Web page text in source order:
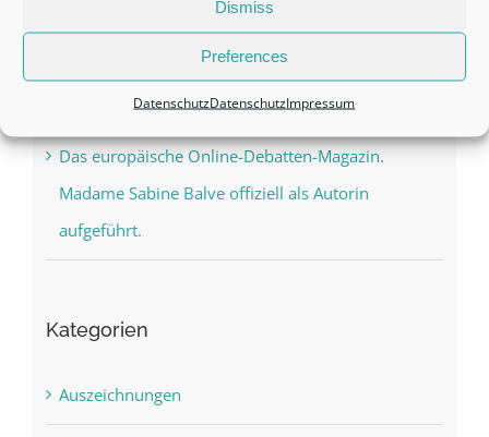
Dismiss
Preferences
DatenschutzDatenschutzImpressum
seines Großvaters zu besuchen
Hallo Welt!
Das europäische Online-Debatten-Magazin.
Madame Sabine Balve offiziell als Autorin
aufgeführt.
Kategorien
Auszeichnungen